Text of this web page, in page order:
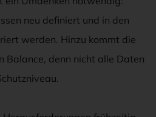
neu definiert und in den
werden. Hinzu kommt die
Balance, denn nicht alle Daten